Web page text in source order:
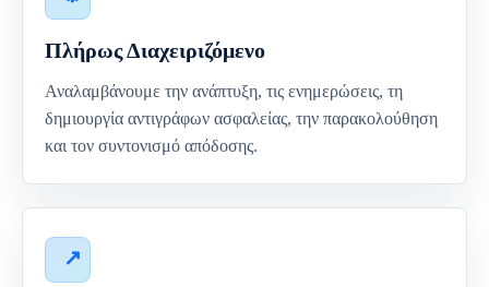
Πλήρως Διαχειριζόμενο
Αναλαμβάνουμε την ανάπτυξη, τις ενημερώσεις, τη
δημιουργία αντιγράφων ασφαλείας, την παρακολούθηση
και τον συντονισμό απόδοσης.